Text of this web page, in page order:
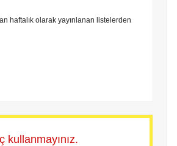
haftalık olarak yayınlanan listelerden